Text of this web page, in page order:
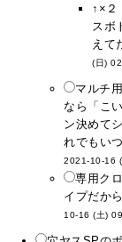
↑×２
スボ
えて
(日)
マルチ
なら「こ
ン決めて
れでもい
2021-10-16
専用ク
イプだか
10-16 (土)